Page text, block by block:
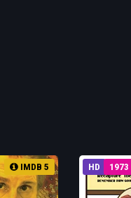
IMDB 5 HD 1973